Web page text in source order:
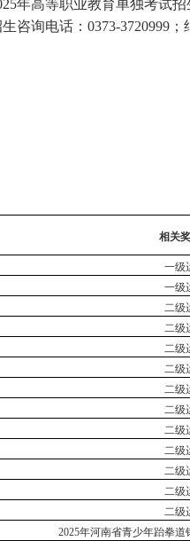
5年高等职业教育单独考试招
咨询电话： 0373-3720999 ；
相关
一级
一级
二级
二级
二级
二级
二级
二级
二级
二级
二级
二级
二级
2025年河南省青少年跆拳